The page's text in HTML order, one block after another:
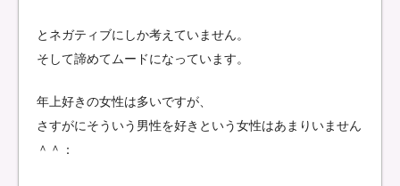
とネガティブにしか考えていません。
そして諦めてムードになっています。
年上好きの女性は多いですが、
さすがにそういう男性を好きという女性はあまりいません
＾＾：